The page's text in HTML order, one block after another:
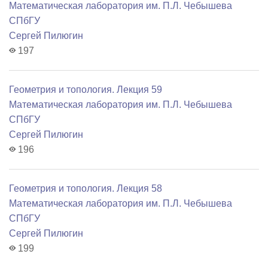
Математичеcкая лаборатория им. П.Л. Чебышева
СПбГУ
Сергей Пилюгин
197
Геометрия и топология. Лекция 59
Математичеcкая лаборатория им. П.Л. Чебышева
СПбГУ
Сергей Пилюгин
196
Геометрия и топология. Лекция 58
Математичеcкая лаборатория им. П.Л. Чебышева
СПбГУ
Сергей Пилюгин
199